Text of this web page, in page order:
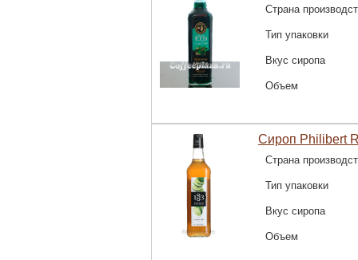
Страна
Тип упаковки
Вкус сиропа
Объем
Сироп Philibert
Страна
Тип упаковки
Вкус сиропа
Объем